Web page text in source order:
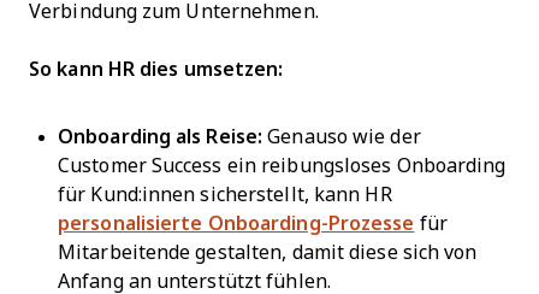
Verbindung zum Unternehmen.
So kann HR dies umsetzen:
Onboarding als Reise: Genauso wie der
Customer Success ein reibungsloses Onboarding
für Kund:innen sicherstellt, kann HR
personalisierte Onboarding-Prozesse für
Mitarbeitende gestalten, damit diese sich von
Anfang an unterstützt fühlen.